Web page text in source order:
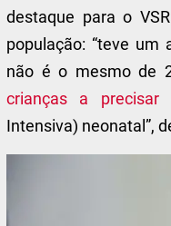
destaque para o
população: “teve um
não é o mesmo de
crianças a precisar
Intensiva) neonatal”,